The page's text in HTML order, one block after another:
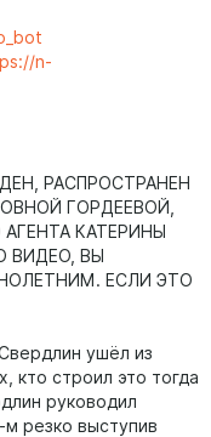
n-
РАСПРОСТРАНЕН
ГОРДЕЕВОЙ,
КАТЕРИНЫ
ВИДЕО, ВЫ
ЕСЛИ ЭТО
ушёл из
кто строил это тогда
руководил
резко выступив